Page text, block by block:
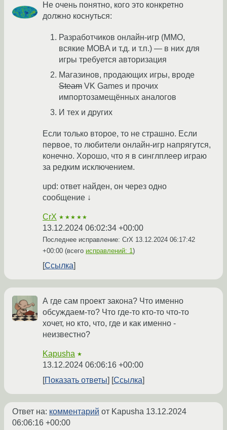
Не очень понятно, кого это конкретно
должно коснуться:
Разработчиков онлайн-игр (MMO,
всякие MOBA и т.д. и т.п.) — в них для
игры требуется авторизация
Магазинов, продающих игры, вроде
Steam VK Games и прочих
импортозамещённых аналогов
И тех и других
Если только второе, то не страшно. Если
первое, то любители онлайн-игр напрягутся,
конечно. Хорошо, что я в синглплеер играю
за редким исключением.
upd: ответ найден, он через одно
сообщение ↓
CrX ★★★★★
13.12.2024 06:02:34 +00:00
Последнее исправление: CrX 13.12.2024 06:17:42
+00:00 (всего исправлений: 1)
Ссылка
А где сам проект закона? Что именно
обсуждаем-то? Что где-то кто-то что-то
хочет, но кто, что, где и как именно -
неизвестно?
Kapusha ★
13.12.2024 06:06:16 +00:00
Показать ответы
Ссылка
Ответ на: комментарий от Kapusha 13.12.2024
06:06:16 +00:00